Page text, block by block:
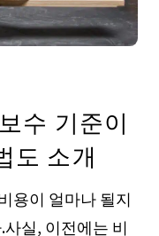
수 기준이
도 소개
용이 얼마나 될지
실, 이전에는 비